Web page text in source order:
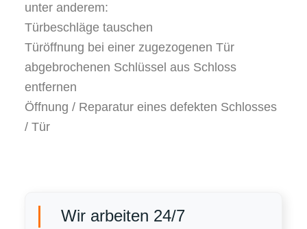
unter anderem:
Türbeschläge tauschen
Türöffnung bei einer zugezogenen Tür
abgebrochenen Schlüssel aus Schloss
entfernen
Öffnung / Reparatur eines defekten Schlosses
/ Tür
Wir arbeiten 24/7